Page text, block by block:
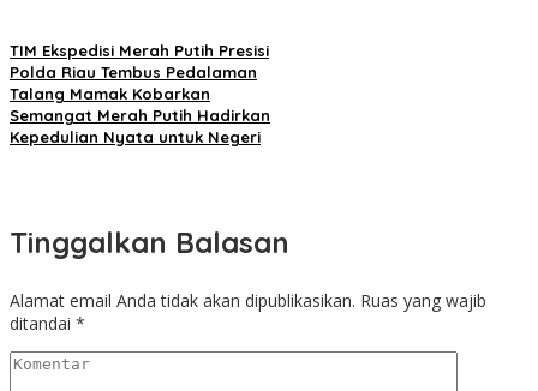
TIM Ekspedisi Merah Putih Presisi
Polda Riau Tembus Pedalaman
Talang Mamak Kobarkan
Semangat Merah Putih Hadirkan
Kepedulian Nyata untuk Negeri
Tinggalkan Balasan
Alamat email Anda tidak akan dipublikasikan. Ruas yang wajib
ditandai *